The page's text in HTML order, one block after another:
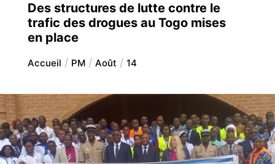
Des structures de lutte contre le
trafic des drogues au Togo mises
en place
Accueil PM Août 14